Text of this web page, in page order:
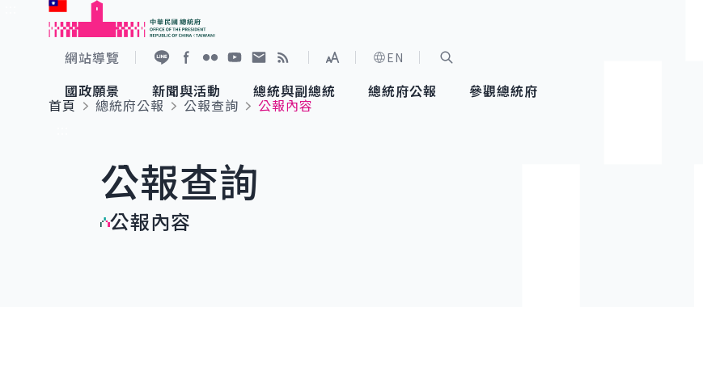
跳到主要內容
網站導覽
展開字級選單
EN
國政願景
國家氣候變遷對策委員會
重要談話
新聞與活動
總統府新聞
影音頻道
總統與副總統
賴清德總統
總統府公報 參觀總統府
首頁
總統府公報 公報查詢
公報內容
公報查詢
公報內容